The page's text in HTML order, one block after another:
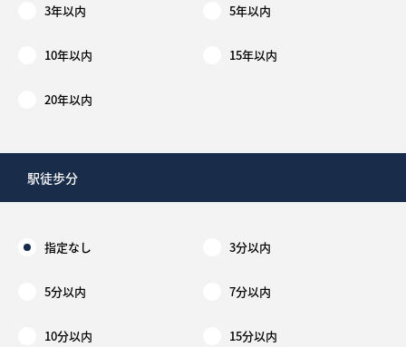
3年以内 5年以内
10年以内 15年以内
20年以内
駅徒歩分
指定なし 3分以内
5分以内 7分以内
10分以内 15分以内